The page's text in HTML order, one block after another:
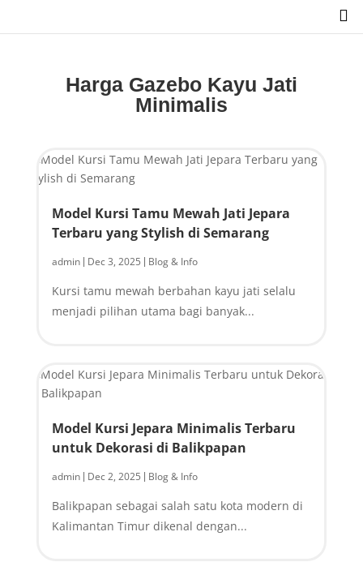

Harga Gazebo Kayu Jati
Minimalis
Model Kursi Tamu Mewah Jati Jepara
Terbaru yang Stylish di Semarang
admin Dec 3, 2025 Blog & Info
Kursi tamu mewah berbahan kayu jati selalu
menjadi pilihan utama bagi banyak...
Model Kursi Jepara Minimalis Terbaru
untuk Dekorasi di Balikpapan
admin Dec 2, 2025 Blog & Info
Balikpapan sebagai salah satu kota modern di
Kalimantan Timur dikenal dengan...